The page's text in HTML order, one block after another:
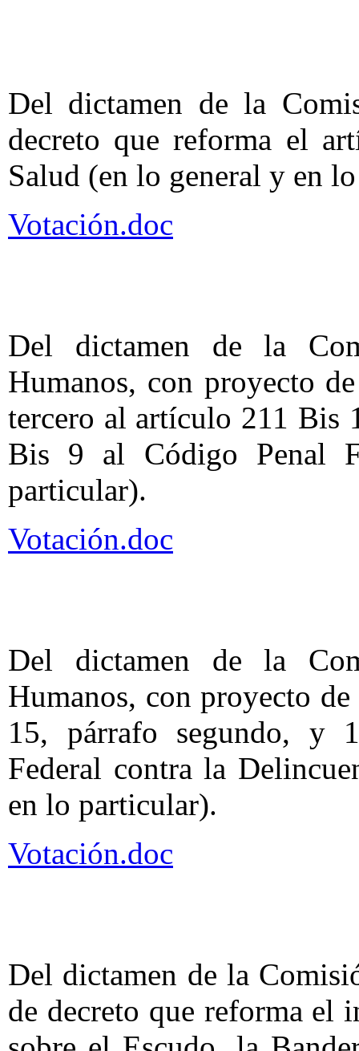
Del dictamen de la
decreto que reforma el
Salud (en lo general y en
Votación.doc
Del dictamen de la
Humanos, con proyecto
tercero al artículo 211 Bis
Bis 9 al Código Penal
particular).
Votación.doc
Del dictamen de la
Humanos, con proyecto
15, párrafo segundo, y
Federal contra la
en lo particular).
Votación.doc
Del dictamen de la
de decreto que reforma el